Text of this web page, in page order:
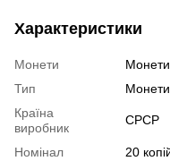
Характеристики
Монети
Тип
Країна
виробник
СРСР
Номінал
20